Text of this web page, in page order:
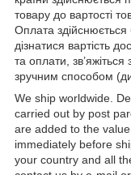
товару до вартості
Оплата
дізнатися вартість
та оплати,
зручним способом
We ship worldwide.
carried out by post
are added to the
immediately before
your country and all